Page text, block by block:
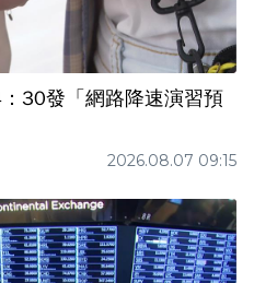
30發「網路降速演習預
2026.08.07 09:15